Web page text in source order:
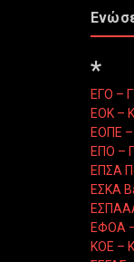
*
ΕΓΟ –
ΕΟΚ –
ΕΟΠΕ
ΕΠΟ –
ΕΠΣΑ
ΕΣΚΑ
ΕΦΟΑ
ΚΟΕ –